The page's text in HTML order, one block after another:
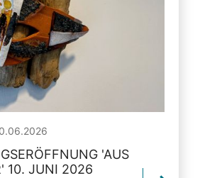
'AUS
10. JUNI 2026